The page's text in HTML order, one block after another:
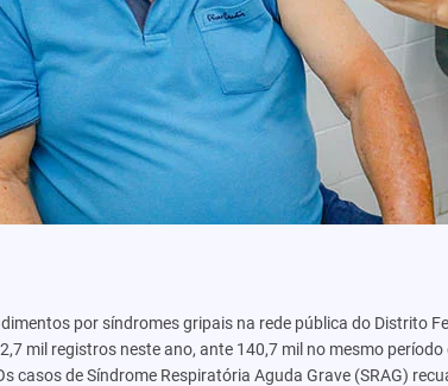
por síndromes gripais na rede pública do Distrito
mil registros neste ano, ante 140,7 mil no mesmo
casos de Síndrome Respiratória Aguda Grave (SRAG)